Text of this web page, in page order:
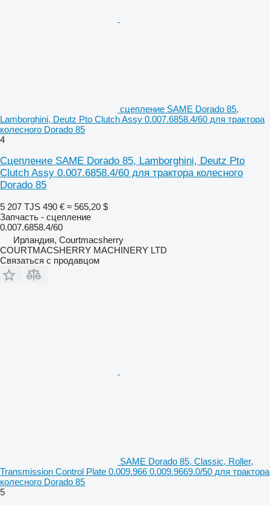
сцепление SAME Dorado 85,
Lamborghini, Deutz Pto Clutch Assy 0.007.6858.4/60 для трактора
колесного Dorado 85
4
Сцепление SAME Dorado 85, Lamborghini, Deutz Pto
Clutch Assy 0.007.6858.4/60 для трактора колесного
Dorado 85
5 207 TJS 490 € ≈ 565,20 $
Запчасть - сцепление
0.007.6858.4/60
Ирландия, Courtmacsherry
COURTMACSHERRY MACHINERY LTD
Связаться с продавцом
SAME Dorado 85, Classic, Roller,
Transmission Control Plate 0.009.966 0.009.9669.0/50 для трактора
колесного Dorado 85
5